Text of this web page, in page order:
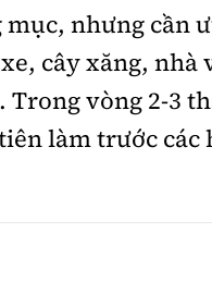
nhưng cần
cây xăng, nhà
vòng 2-3
làm trước các